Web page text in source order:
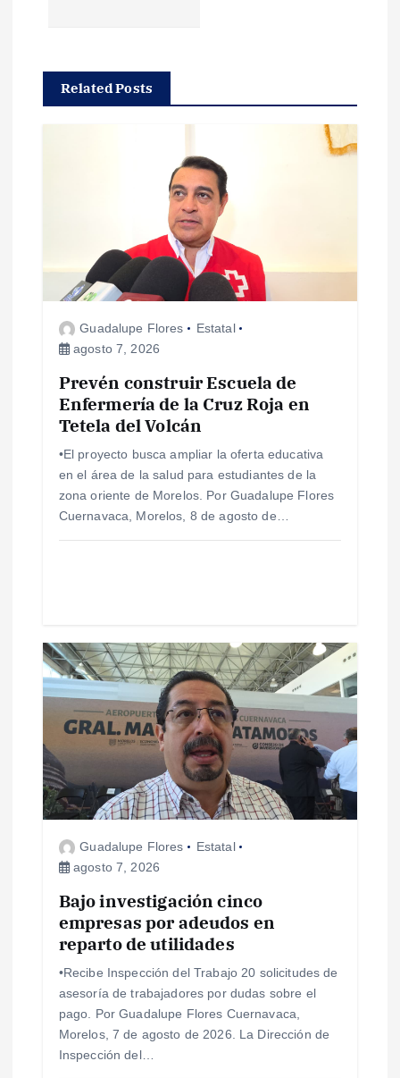
ó
Related Posts
Guadalupe Flores
Estatal
agosto 7, 2026
Prevén construir Escuela de
Enfermería de la Cruz Roja en
Tetela del Volcán
•El proyecto busca ampliar la oferta educativa
en el área de la salud para estudiantes de la
zona oriente de Morelos. Por Guadalupe Flores
Cuernavaca, Morelos, 8 de agosto de…
Guadalupe Flores
Estatal
agosto 7, 2026
Bajo investigación cinco
empresas por adeudos en
reparto de utilidades
•Recibe Inspección del Trabajo 20 solicitudes de
asesoría de trabajadores por dudas sobre el
pago. Por Guadalupe Flores Cuernavaca,
Morelos, 7 de agosto de 2026. La Dirección de
Inspección del…